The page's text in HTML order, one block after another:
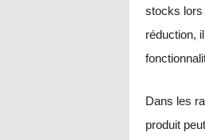
stocks lors
réduction,
Dans les
produit